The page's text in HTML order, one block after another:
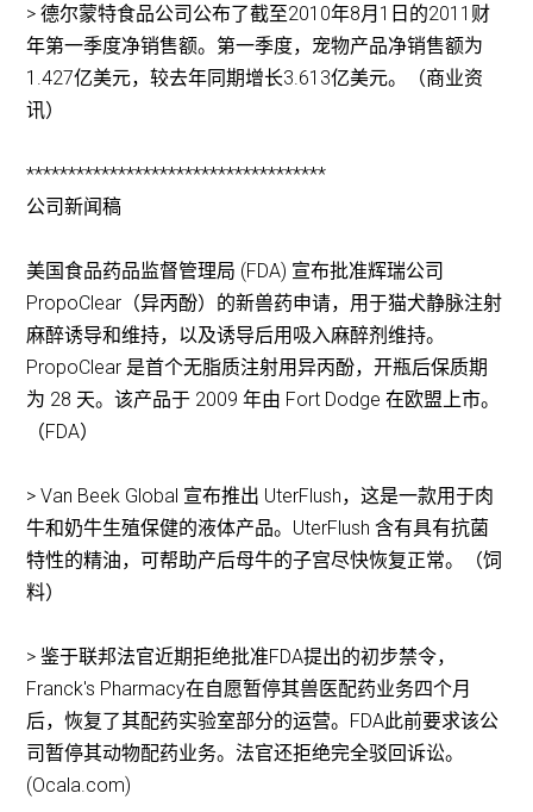
> 德尔蒙特食品公司公布了截至2010年8月1日的2011财
年第一季度净销售额。第一季度，宠物产品净销售额为
1.427亿美元，较去年同期增长3.613亿美元。（商业资
讯）
************************************
公司新闻稿
美国食品药品监督管理局 (FDA) 宣布批准辉瑞公司
PropoClear（异丙酚）的新兽药申请，用于猫犬静脉注射
麻醉诱导和维持，以及诱导后用吸入麻醉剂维持。
PropoClear 是首个无脂质注射用异丙酚，开瓶后保质期
为 28 天。该产品于 2009 年由 Fort Dodge 在欧盟上市。
（FDA）
> Van Beek Global 宣布推出 UterFlush，这是一款用于肉
牛和奶牛生殖保健的液体产品。UterFlush 含有具有抗菌
特性的精油，可帮助产后母牛的子宫尽快恢复正常。（饲
料）
> 鉴于联邦法官近期拒绝批准FDA提出的初步禁令，
Franck's Pharmacy在自愿暂停其兽医配药业务四个月
后，恢复了其配药实验室部分的运营。FDA此前要求该公
司暂停其动物配药业务。法官还拒绝完全驳回诉讼。
(Ocala.com)